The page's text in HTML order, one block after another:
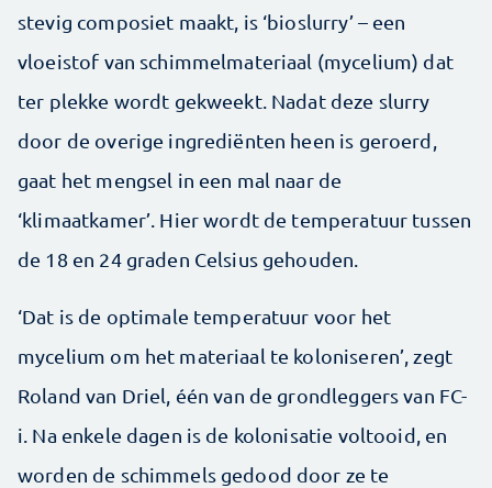
stevig composiet maakt, is ‘bioslurry’ – een
vloeistof van schimmelmateriaal (mycelium) dat
ter plekke wordt gekweekt. Nadat deze slurry
door de overige ingrediënten heen is geroerd,
gaat het mengsel in een mal naar de
‘klimaatkamer’. Hier wordt de temperatuur tussen
de 18 en 24 graden Celsius gehouden.
‘Dat is de optimale temperatuur voor het
mycelium om het materiaal te koloniseren’, zegt
Roland van Driel, één van de grondleggers van FC-
i. Na enkele dagen is de kolonisatie voltooid, en
worden de schimmels gedood door ze te